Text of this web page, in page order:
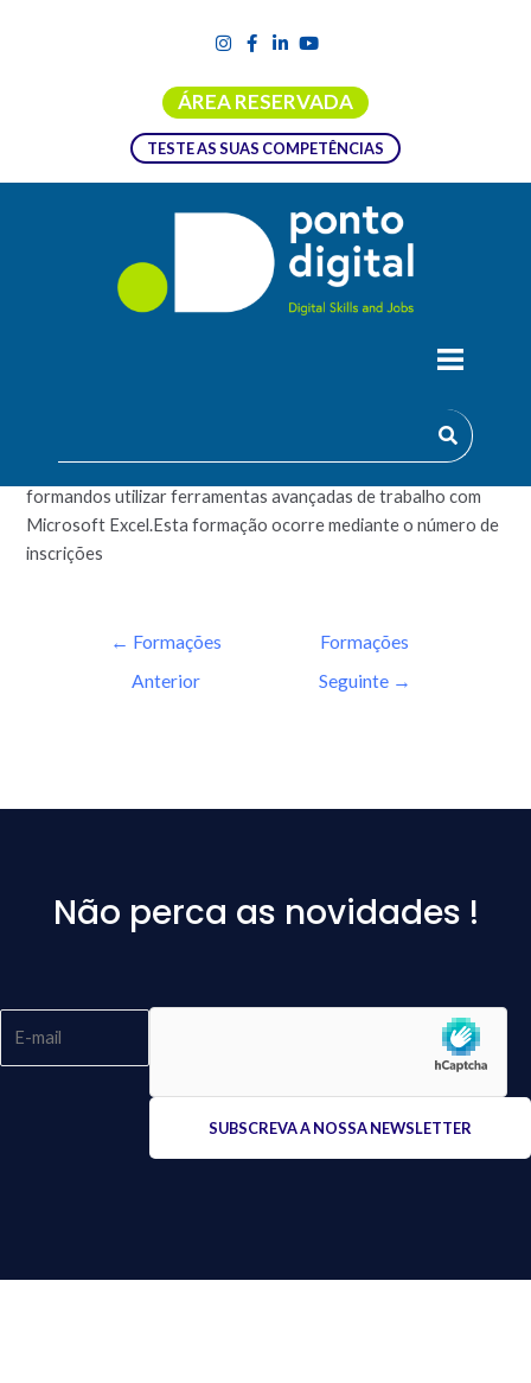
ÁREA RESERVADA
TESTE AS SUAS COMPETÊNCIAS
A formação de Excel Avançado pretende permitir aos
formandos utilizar ferramentas avançadas de trabalho com
Microsoft Excel.Esta formação ocorre mediante o número de
inscrições
← Formações
Anterior
Formações
Seguinte →
Não perca as novidades !